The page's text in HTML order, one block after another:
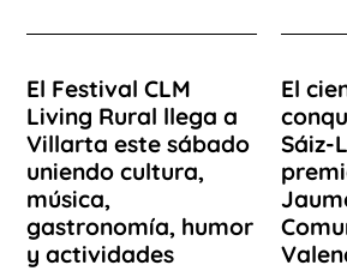
El Festival CLM
Living Rural llega a
Villarta este sábado
uniendo cultura,
música,
gastronomía, humor
y actividades
El
Sáiz-